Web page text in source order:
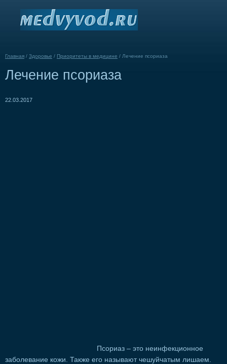
Главная / Здоровье / Приоритеты в медицине / Лечение псориаза
Лечение псориаза
22.03.2017
Псориаз – это неинфекционное
заболевание кожи. Также его называют чешуйчатым лишаем.